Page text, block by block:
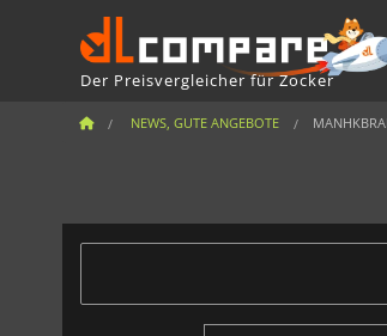
Der Preisvergleicher für Zocker
NEWS, GUTE ANGEBOTE